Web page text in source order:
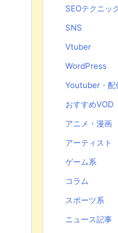
SEOテクニッ
SNS
Vtuber
WordPress
Youtuber・配
おすすめVOD
アニメ・漫画
アーティスト
ゲーム系
コラム
スポーツ系
ニュース記事